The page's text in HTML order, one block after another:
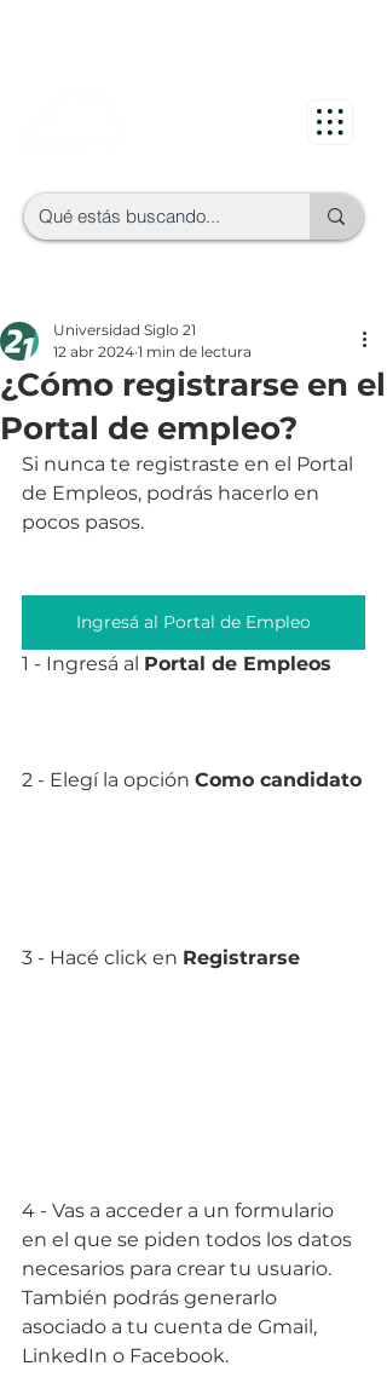
¿Cómo registrarse en el
Portal de empleo?
Universidad Siglo 21
12 abr 2024 1 min de lectura
Si nunca te registraste en el Portal
de Empleos, podrás hacerlo en
pocos pasos.
Ingresá al Portal de Empleo
1 - Ingresá al Portal de Empleos
2 - Elegí la opción Como candidato
3 - Hacé click en Registrarse
4 - Vas a acceder a un formulario
en el que se piden todos los datos
necesarios para crear tu usuario.
También podrás generarlo
asociado a tu cuenta de Gmail,
LinkedIn o Facebook.